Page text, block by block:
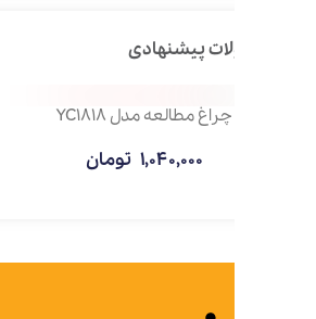
پیشنهادی
چراغ مطالعه مدل YC1818
تومان